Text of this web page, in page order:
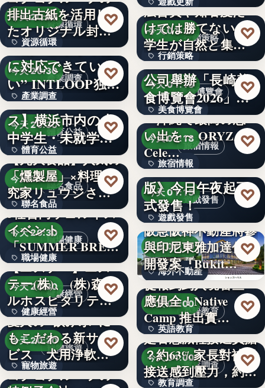
1964
資源循環
今天 20:30
資源循環
50%
排出古紙を活用し
たオリジナル封筒
を採用
♡
產業調查
今天 20:30
產業調查
文字
“9割の企業が十分
に対応できていな
い” INTLOOP独…
♡
體育公益
今天 20:30
體育公益
文字
【横浜エクセレン
ス】横浜市内の小
中学生・未就学児
対象！「…
♡
聯名食品
今天 20:30
聯名食品
100億本
【丸大食品】人気の
「燻製屋」×料理研
究家リュウジさん
がコ…
♡
職場健康
今天 20:30
職場健康
82.0%
3社合同ウェルネス
イベント
「SUMMER BRE…
♡
健康經營
今天 20:30
健康經營
120
【エステー】エス
テー(株)、 (株)森ビ
ルホスピタリテ
ィ…
♡
寵物旅遊
今天 20:30
寵物旅遊
愛犬の"飲み水"に
もこだわる新サー
ビス 犬用浄軟水
器を全…
♡
コクヨグループの
500
行銷策略
今天 01:18
行銷策略
2,010
広告費や知名度だ
けでは勝てない。
学生が自然と集ま
る「新…
♡
美食博覽會
今天 01:18
美食博覽會
文字
岩田產業股份有限
公司舉辦「長崎美
食博覽會2026」
整合…
♡
旅宿情報
今天 01:18
旅宿情報
1,000
～沖縄で最高の思
い出を～ ORYZAE
Cele…
♡
遊戲發售
今天 01:15
遊戲發售
文字
《Lies of P：完整
版》今日午夜起正
式發售！
♡
今天 01:10
海外不動產
432
阪急阪神不動產將參
與印尼東雅加達住宅
開發案『Bukit…
♡
英語教育
今天 01:00
英語教育
8,000萬
從報到到入境審查一
應俱全！Native
Camp 推出實…
♡
教育調查
今天 01:00
教育調查
是否想減輕接送負擔
？約63%家長對補習
接送感到壓力，約…
♡